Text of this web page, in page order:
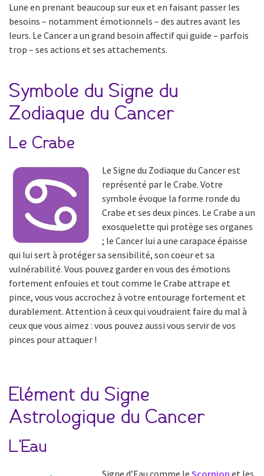
Lune en prenant beaucoup sur eux et en faisant passer les
besoins – notamment émotionnels – des autres avant les
leurs. Le Cancer a un grand besoin affectif qui guide – parfois
trop – ses actions et ses attachements.
Symbole du Signe du
Zodiaque du Cancer
Le Crabe
Le Signe du Zodiaque du Cancer est
représenté par le Crabe. Votre
symbole évoque la forme ronde du
Crabe et ses deux pinces. Le Crabe a un
exosquelette qui protège ses organes
; le Cancer lui a une carapace épaisse
qui lui sert à protéger sa sensibilité, son coeur et sa
vulnérabilité. Vous pouvez garder en vous des émotions
fortement enfouies et tout comme le Crabe attrape et
pince, vous vous accrochez à votre entourage fortement et
durablement. Attention à ceux qui voudraient faire du mal à
ceux que vous aimez : vous pouvez aussi vous servir de vos
pinces pour attaquer !
Elément du Signe
Astrologique du Cancer
L’Eau
Signe d’Eau comme le Scorpion et les